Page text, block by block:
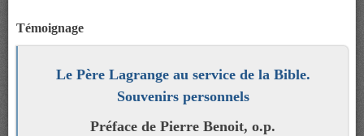
Témoignage
Le Père Lagrange au service de la Bible.
Souvenirs personnels
Préface de Pierre Benoit, o.p.